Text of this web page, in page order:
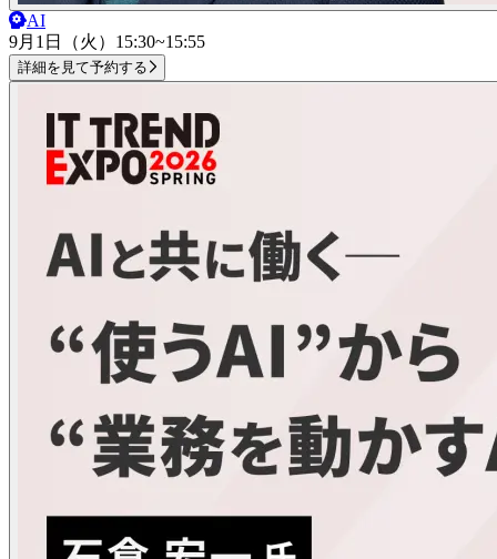
AI
9月1日（火） 15:30~15:55
詳細を見て予約する